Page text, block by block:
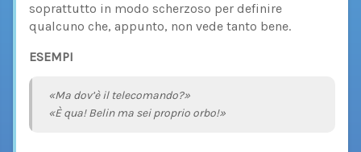
soprattutto in modo scherzoso per definire
qualcuno che, appunto, non vede tanto bene.
ESEMPI
«Ma dov’è il telecomando?»
«È qua! Belin ma sei proprio orbo!»